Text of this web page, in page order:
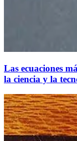
Las ecuaciones
la ciencia y la